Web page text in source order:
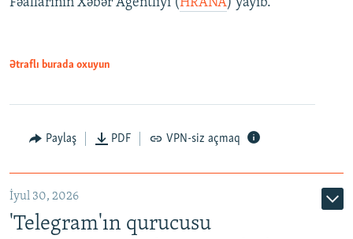
Ətraflı burada oxuyun
Paylaş PDF VPN-siz açmaq
İyul 30, 2026
'Telegram'ın qurucusu